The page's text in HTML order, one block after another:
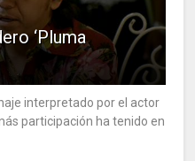
‘Pluma
interpretado por el actor
participación ha tenido en